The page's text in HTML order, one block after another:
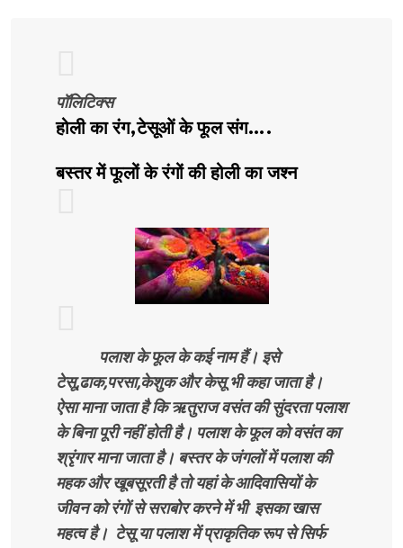
पॉलिटिक्स
होली का रंग,टेसूओं के फूल संग….
बस्तर में फूलों के रंगों की होली का जश्न
पलाश के फूल के कई नाम हैं। इसे
टेसू,ढाक,परसा,केशुक और केसू भी कहा जाता है।
ऐसा माना जाता है कि ऋतुराज वसंत की सुंदरता पलाश
के बिना पूरी नहीं होती है। पलाश के फूल को वसंत का
श्रृंगार माना जाता है। बस्तर के जंगलों में पलाश की
महक और खूबसूरती है तो यहां के आदिवासियों के
जीवन को रंगों से सराबोर करने में भी इसका खास
महत्व है। टेसू या पलाश में प्राकृतिक रूप से सिर्फ